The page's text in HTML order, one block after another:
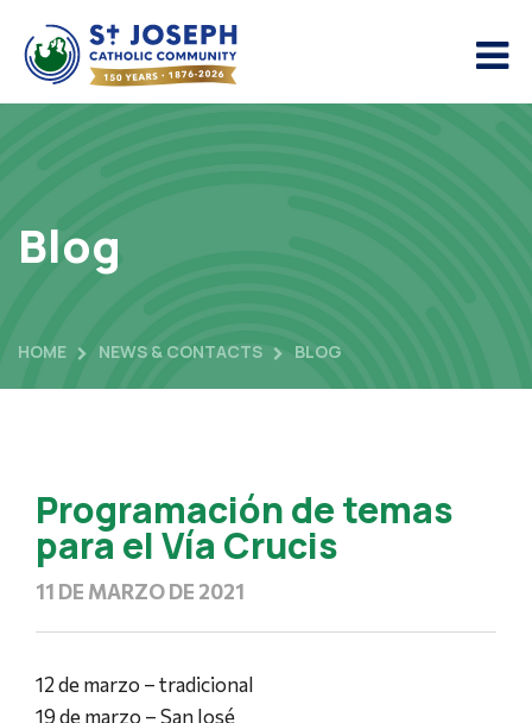
Blog
HOME NEWS & CONTACTS BLOG
Programación de temas
para el Vía Crucis
11 DE MARZO DE 2021
12 de marzo – tradicional
19 de marzo – San José